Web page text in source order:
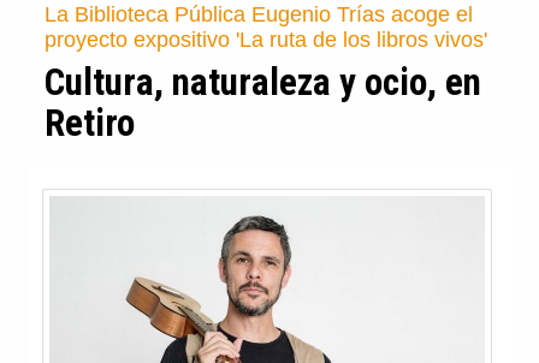
La Biblioteca Pública Eugenio Trías acoge el
proyecto expositivo 'La ruta de los libros vivos'
Cultura, naturaleza y ocio, en
Retiro